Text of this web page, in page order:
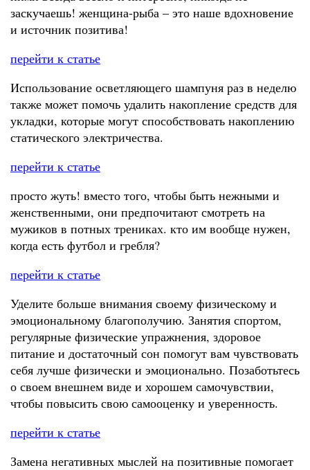
заскучаешь! женщина-рыба – это наше вдохновение
и источник позитива!
перейти к статье
Использование осветляющего шампуня раз в неделю
также может помочь удалить накопление средств для
укладки, которые могут способствовать накоплению
статического электричества.
перейти к статье
просто жуть! вместо того, чтобы быть нежными и
женственными, они предпочитают смотреть на
мужиков в потных трениках. кто им вообще нужен,
когда есть футбол и гребля?
перейти к статье
Уделите больше внимания своему физическому и
эмоциональному благополучию. Занятия спортом,
регулярные физические упражнения, здоровое
питание и достаточный сон помогут вам чувствовать
себя лучше физически и эмоционально. Позаботьтесь
о своем внешнем виде и хорошем самочувствии,
чтобы повысить свою самооценку и уверенность.
перейти к статье
Замена негативных мыслей на позитивные помогает